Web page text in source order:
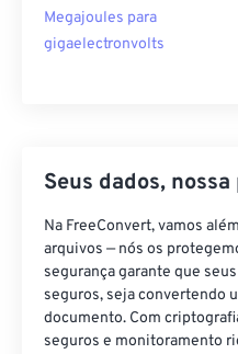
Megajoules para
gigaelectronvolts
Seus dados,
Na FreeConvert, vamos
arquivos — nós os
segurança garante que
seguros, seja convertendo
documento. Com
seguros e monitoramento